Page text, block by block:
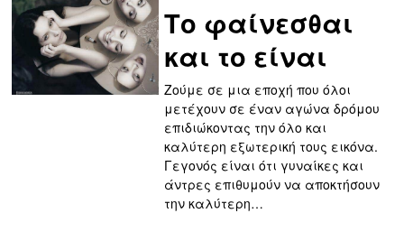
Το φαίνεσθαι
και το είναι
Ζούμε σε μια εποχή που όλοι
μετέχουν σε έναν αγώνα δρόμου
επιδιώκοντας την όλο και
καλύτερη εξωτερική τους εικόνα.
Γεγονός είναι ότι γυναίκες και
άντρες επιθυμούν να αποκτήσουν
την καλύτερη…